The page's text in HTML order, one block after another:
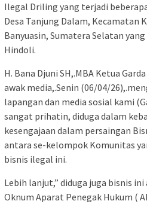
Ilegal Driling yang terjadi
Desa Tanjung Dalam, Kecamatan
Banyuasin, Sumatera Selatan
Hindoli.
H. Bana Djuni SH,.MBA Ketua
awak media,.Senin (06/04/
lapangan dan media sosial kami
sangat prihatin, diduga dalam
kesengajaan dalam persaingan
antara se-kelompok Komunitas
bisnis ilegal ini.
Lebih lanjut,” diduga juga bisnis
Oknum Aparat Penegak Hukum (